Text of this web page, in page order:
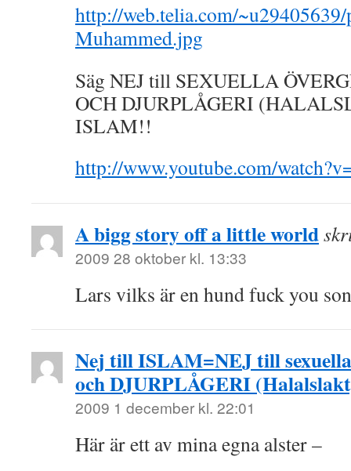
http://web.telia.com/
Muhammed.jpg
Säg NEJ till SEXUELLA
OCH DJURPLÅGERI
ISLAM!!
http://www.youtube.com/
A bigg story off a little world
2009 28 oktober kl. 13:33
Lars vilks är en hund fuck you
Nej till ISLAM=NEJ till
och DJURPLÅGERI
2009 1 december kl. 22:01
Här är ett av mina egna alster –